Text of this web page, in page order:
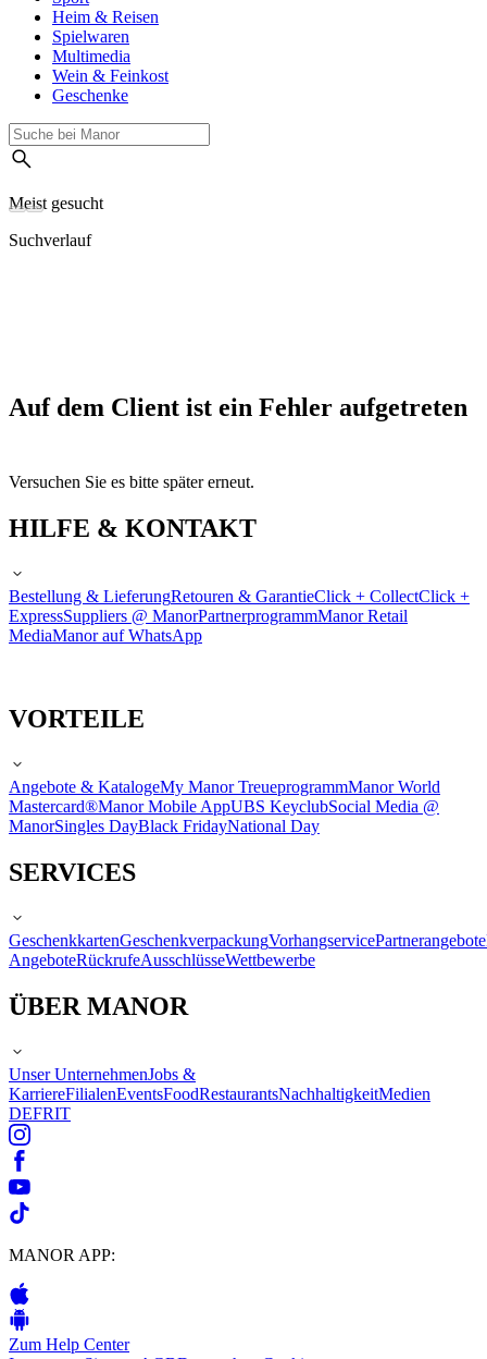
Heim & Reisen
Spielwaren
Multimedia
Wein & Feinkost
Geschenke
Meist gesucht
Suchverlauf
Auf dem Client ist ein Fehler aufgetreten
Versuchen Sie es bitte später erneut.
HILFE & KONTAKT
Bestellung & LieferungRetouren & GarantieClick + CollectClick +
ExpressSuppliers @ ManorPartnerprogrammManor Retail
MediaManor auf WhatsApp
VORTEILE
Angebote & KatalogeMy Manor TreueprogrammManor World
Mastercard®Manor Mobile AppUBS KeyclubSocial Media @
ManorSingles DayBlack FridayNational Day
SERVICES
GeschenkkartenGeschenkverpackungVorhangservicePartnerangebote
AngeboteRückrufeAusschlüsseWettbewerbe
ÜBER MANOR
Unser UnternehmenJobs &
KarriereFilialenEventsFoodRestaurantsNachhaltigkeitMedien
DEFRIT
MANOR APP:
Zum Help Center